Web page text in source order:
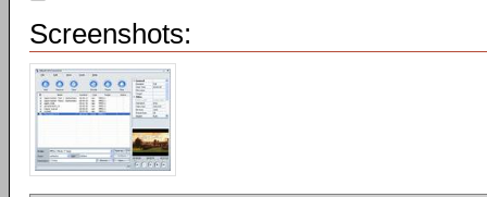
Screenshots: